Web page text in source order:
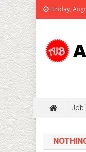
Skip
to
Friday,
Job